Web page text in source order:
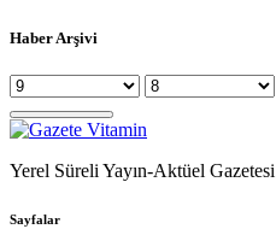
Haber Arşivi
Yerel Süreli Yayın-Aktüel Gazetesi
Sayfalar